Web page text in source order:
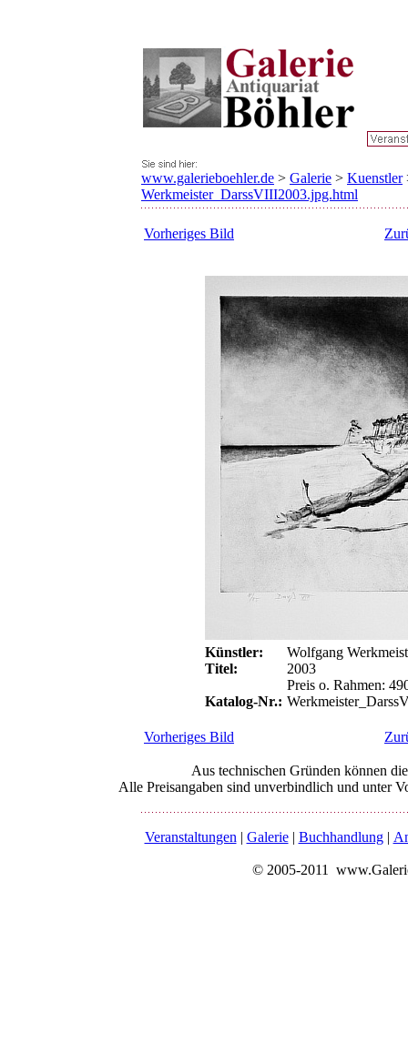
www.galerieboehler.de > Galerie > Kuenstler
Werkmeister_DarssVIII2003.jpg.html
Vorheriges Bild
Künstler:
Wolfgang
Titel:
2003
Preis o. Rahmen:
Katalog-Nr.:
Vorheriges Bild
Aus technischen Gründen können
Alle Preisangaben sind unverbindlich und unter
Veranstaltungen | Galerie| Buchhandlung|
© 2005-2011